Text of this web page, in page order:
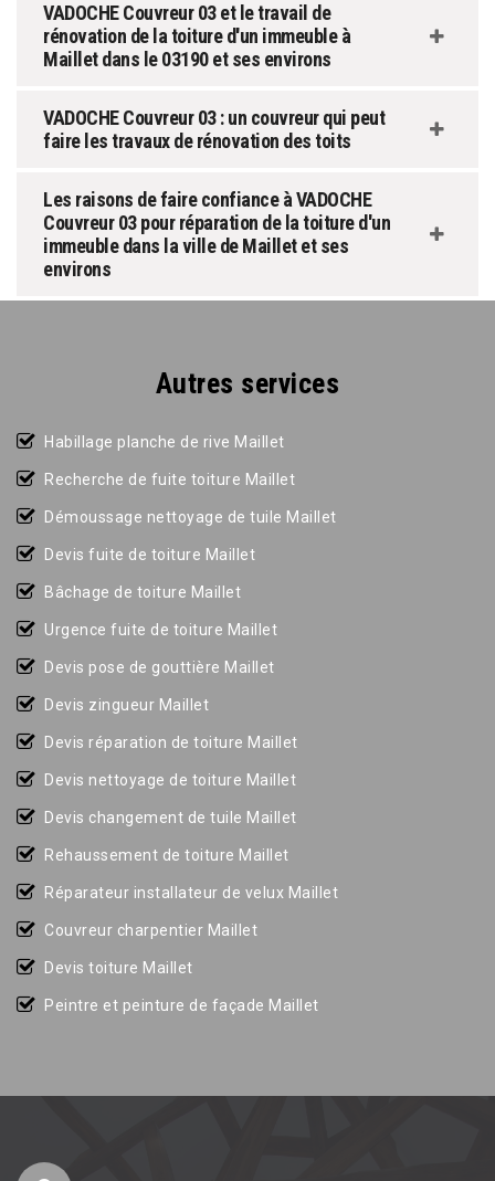
VADOCHE Couvreur 03 et le travail de
rénovation de la toiture d'un immeuble à
Maillet dans le 03190 et ses environs
VADOCHE Couvreur 03 : un couvreur qui peut
faire les travaux de rénovation des toits
Les raisons de faire confiance à VADOCHE
Couvreur 03 pour réparation de la toiture d'un
immeuble dans la ville de Maillet et ses
environs
Autres services
Habillage planche de rive Maillet
Recherche de fuite toiture Maillet
Démoussage nettoyage de tuile Maillet
Devis fuite de toiture Maillet
Bâchage de toiture Maillet
Urgence fuite de toiture Maillet
Devis pose de gouttière Maillet
Devis zingueur Maillet
Devis réparation de toiture Maillet
Devis nettoyage de toiture Maillet
Devis changement de tuile Maillet
Rehaussement de toiture Maillet
Réparateur installateur de velux Maillet
Couvreur charpentier Maillet
Devis toiture Maillet
Peintre et peinture de façade Maillet